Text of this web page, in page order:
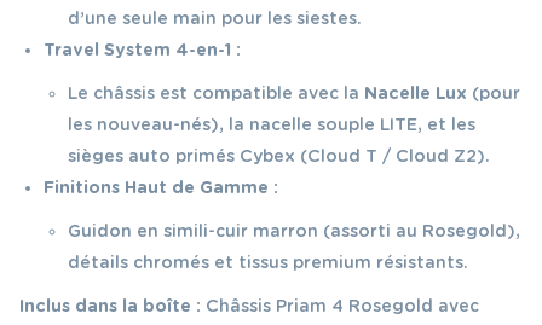
d’une seule main pour les siestes.
Travel System 4-en-1 :
Le châssis est compatible avec la Nacelle Lux (pour
les nouveau-nés), la nacelle souple LITE, et les
sièges auto primés Cybex (Cloud T / Cloud Z2).
Finitions Haut de Gamme :
Guidon en simili-cuir marron (assorti au Rosegold),
détails chromés et tissus premium résistants.
Inclus dans la boîte : Châssis Priam 4 Rosegold avec